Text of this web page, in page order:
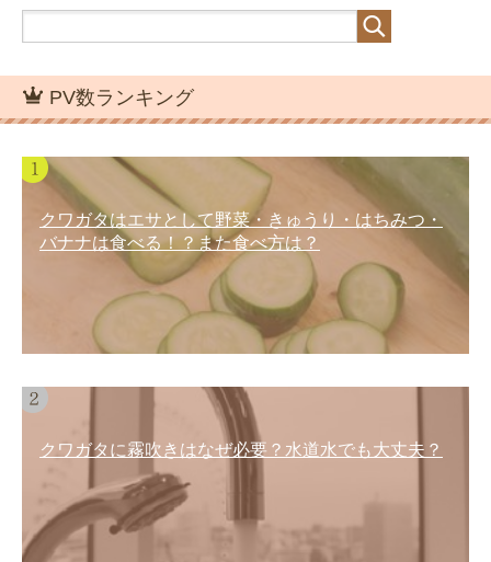
PV数ランキング
クワガタはエサとして野菜・きゅうり・はちみつ・
バナナは食べる！？また食べ方は？
クワガタに霧吹きはなぜ必要？水道水でも大丈夫？